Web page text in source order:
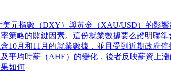
元指數（DXY）與黃金（XAU/USD）的影
策略的關鍵因素。這份就業數據要么證明聯
10月和11月的就業數據，並且受到近期政府
平均時薪（AHE）的變化，後者反映薪資上
如何